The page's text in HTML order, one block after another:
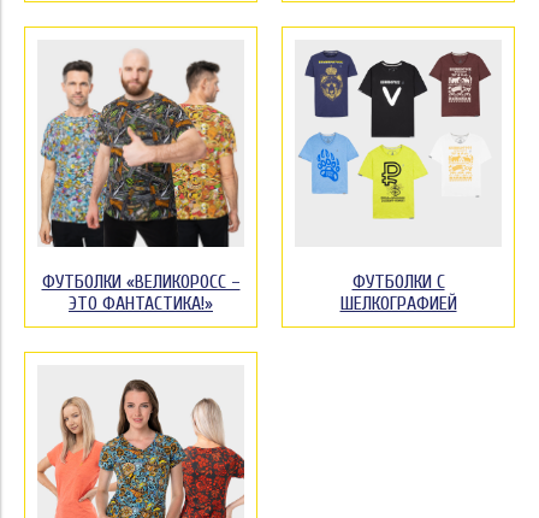
ФУТБОЛКИ «ВЕЛИКОРОСС –
ЭТО ФАНТАСТИКА!»
ФУТБОЛКИ С
ШЕЛКОГРАФИЕЙ